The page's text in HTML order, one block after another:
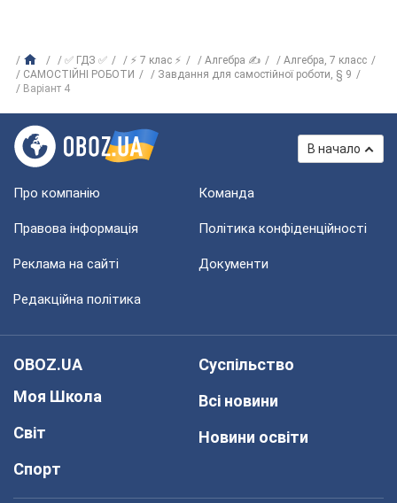
✅ ГДЗ ✅ ⚡ 7 клас ⚡ Алгебра ✍
Алгебра, 7 класс
САМОСТІЙНІ РОБОТИ
Завдання для самостійної роботи, § 9
Варіант 4
В начало
Про компанію Команда
Правова інформація Політика конфіденційності
Реклама на сайті Документи
Редакційна політика
OBOZ.UA
Моя Школа
Світ
Спорт
Суспільство
Всі новини
Новини освіти